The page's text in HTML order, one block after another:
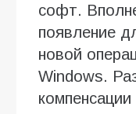
софт.
появление
новой
Windows.